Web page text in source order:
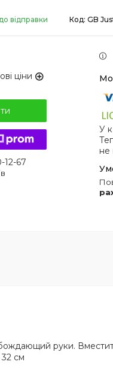
відправки Код: GB
ціни
12-67
У
не
руки.
см